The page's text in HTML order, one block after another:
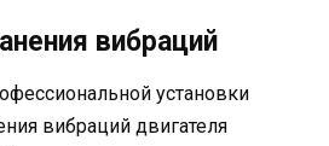
вибраций
установки
вибраций двигателя